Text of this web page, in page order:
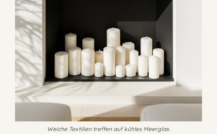
Weiche Textilien treffen auf kühles Meerglas.